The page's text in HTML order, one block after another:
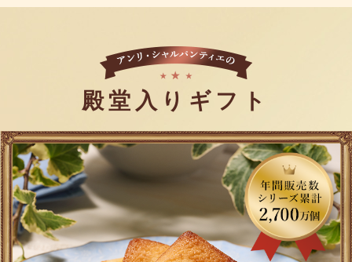
殿堂入りギフト